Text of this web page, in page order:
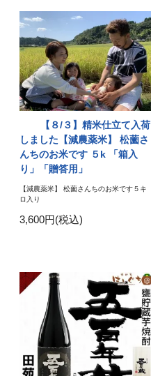
【８/３】精米仕立て入荷
しました【減農薬米】 松薗さ
んちのお米です ５k 「箱入
り」「贈答用」
【減農薬米】 松薗さんちのお米です５キ
ロ入り
3,600円(税込)